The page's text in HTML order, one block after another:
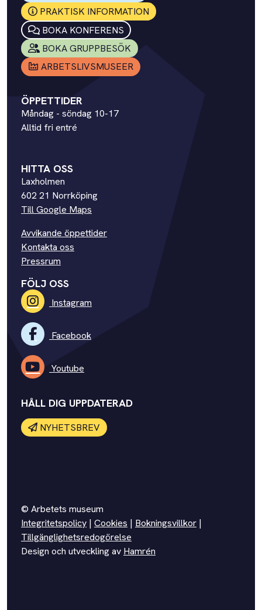
PRAKTISK INFORMATION
BOKA KONFERENS
BOKA GRUPPBESÖK
ARBETSLIVSMUSEER
ÖPPETTIDER
Måndag - söndag 10-17
Alltid fri entré
HITTA OSS
Laxholmen
602 21 Norrköping
Till Google Maps
Avvikande öppettider
Kontakta oss
Pressrum
FÖLJ OSS
Instagram
Facebook
Youtube
HÅLL DIG UPPDATERAD
NYHETSBREV
© Arbetets museum
Integritetspolicy | Cookies | Bokningsvillkor |
Tillgänglighetsredogörelse
Design och utveckling av Hamrén